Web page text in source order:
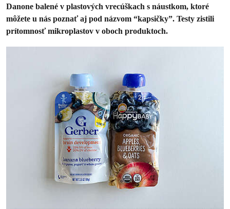
Danone balené v plastových vrecúškach s náustkom, ktoré
môžete u nás poznať aj pod názvom “kapsičky”. Testy zistili
prítomnosť mikroplastov v oboch produktoch.